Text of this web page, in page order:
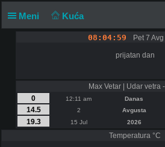
Meni Kuća
08:04:59 Pet 7
prijatan dan
Max Vetar | Udar vetra
0
12:11 am Danas
14.5
2 Avgusta
19.3
15 Jul 2026
Temperatura °C